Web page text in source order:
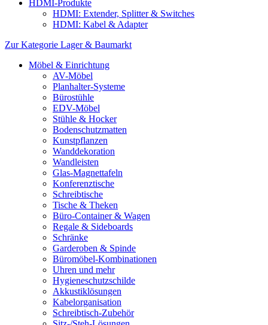
HDMI-Produkte
HDMI: Extender, Splitter & Switches
HDMI: Kabel & Adapter
Zur Kategorie Lager & Baumarkt
Möbel & Einrichtung
AV-Möbel
Planhalter-Systeme
Bürostühle
EDV-Möbel
Stühle & Hocker
Bodenschutzmatten
Kunstpflanzen
Wanddekoration
Wandleisten
Glas-Magnettafeln
Konferenztische
Schreibtische
Tische & Theken
Büro-Container & Wagen
Regale & Sideboards
Schränke
Garderoben & Spinde
Büromöbel-Kombinationen
Uhren und mehr
Hygieneschutzschilde
Akkustiklösungen
Kabelorganisation
Schreibtisch-Zubehör